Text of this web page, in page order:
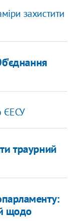
захистити
ЄЕСУ
траурний
щодо